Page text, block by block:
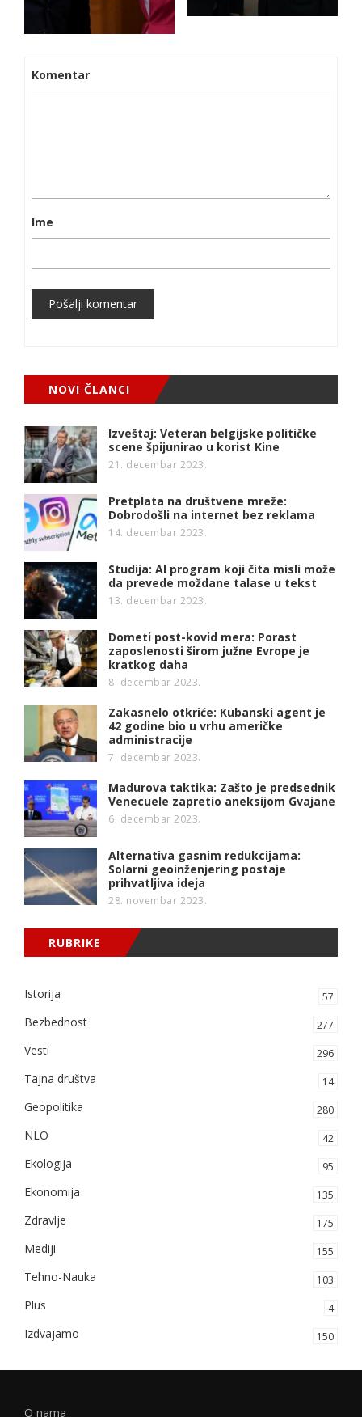
Komentar
Ime
Pošalji komentar
NOVI ČLANCI
Izveštaj: Veteran belgijske političke
scene špijunirao u korist Kine
21. decembar 2023.
Pretplata na društvene mreže:
Dobrodošli na internet bez reklama
14. decembar 2023.
Studija: AI program koji čita misli može
da prevede moždane talase u tekst
13. decembar 2023.
Dometi post-kovid mera: Porast
zaposlenosti širom južne Evrope je
kratkog daha
8. decembar 2023.
Zakasnelo otkriće: Kubanski agent je
42 godine bio u vrhu američke
administracije
7. decembar 2023.
Madurova taktika: Zašto je predsednik
Venecuele zapretio aneksijom Gvajane
6. decembar 2023.
Alternativa gasnim redukcijama:
Solarni geoinženjering postaje
prihvatljiva ideja
28. novembar 2023.
RUBRIKE
Istorija 57
Bezbednost 277
Vesti 296
Tajna društva 14
Geopolitika 280
NLO 42
Ekologija 95
Ekonomija 135
Zdravlje 175
Mediji 155
Tehno-Nauka 103
Plus 4
Izdvajamo 150
O nama